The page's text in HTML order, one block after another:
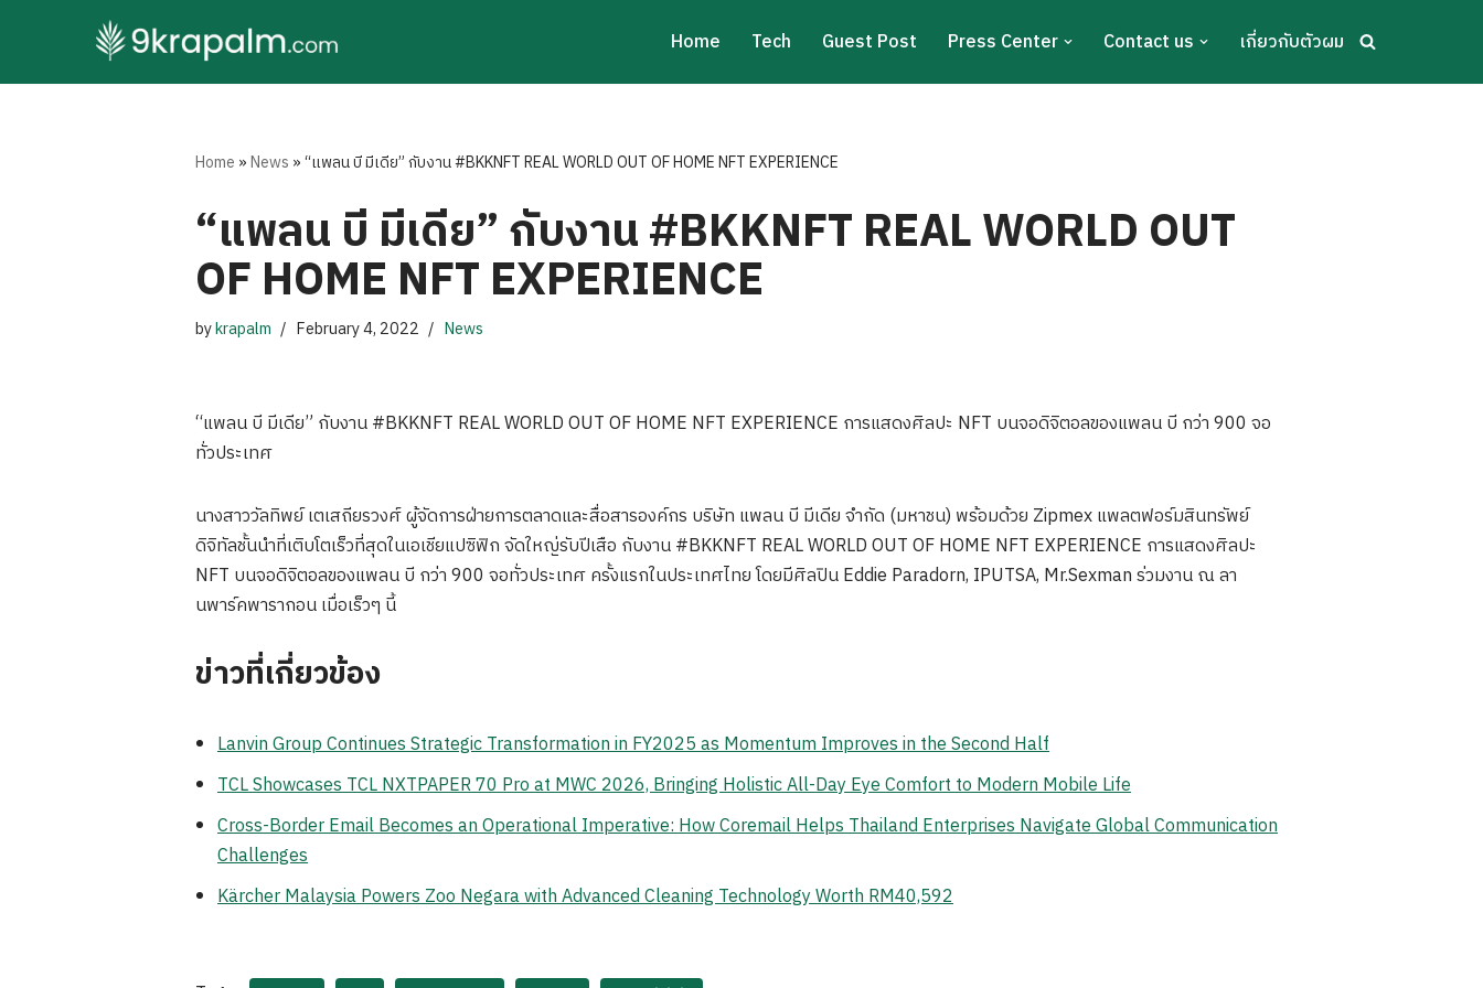
to
Home Tech Guest Post Press Center Contact us เกี่ยวกับตัวผม
Home »News »“แพลน บี มีเดีย” กับงาน #BKKNFT REAL WORLD OUT OF HOME NFT EXPERIENCE
“แพลน บี มีเดีย” กับงาน #BKKNFT REAL WORLD OUT
OF HOME NFT EXPERIENCE
bykrapalm February 4, 2022 News
“แพลน บี มีเดีย” กับงาน #BKKNFT REAL WORLD OUT OF HOME NFT EXPERIENCE การแสดงศิลปะ NFT บนจอดิจิตอลของแพลน บี กว่า 900 จอ
ทั่วประเทศ
นางสาววัลทิพย์ เตเสถียรวงศ์ ผู้จัดการฝ่ายการตลาดและสื่อสารองค์กร บริษัท แพลน บี มีเดีย จำกัด (มหาชน) พร้อมด้วย Zipmex แพลตฟอร์มสินทรัพย์
ดิจิทัลชั้นนำที่เติบโตเร็วที่สุดในเอเชียแปซิฟิก จัดใหญ่รับปีเสือ กับงาน #BKKNFT REAL WORLD OUT OF HOME NFT EXPERIENCE การแสดงศิลปะ
NFT บนจอดิจิตอลของแพลน บี กว่า 900 จอทั่วประเทศ ครั้งแรกในประเทศไทย โดยมีศิลปิน Eddie Paradorn, IPUTSA, Mr.Sexman ร่วมงาน ณ ลา
นพาร์คพารากอน เมื่อเร็วๆ นี้
ข่าวที่เกี่ยวข้อง
Lanvin Group Continues Strategic Transformation in FY2025 as Momentum Improves in the Second Half
TCL Showcases TCL NXTPAPER 70 Pro at MWC 2026, Bringing Holistic All-Day Eye Comfort to Modern Mobile Life
Cross-Border Email Becomes an Operational Imperative: How Coremail Helps Thailand Enterprises Navigate Global Communication
Challenges
Kärcher Malaysia Powers Zoo Negara with Advanced Cleaning Technology Worth RM40,592